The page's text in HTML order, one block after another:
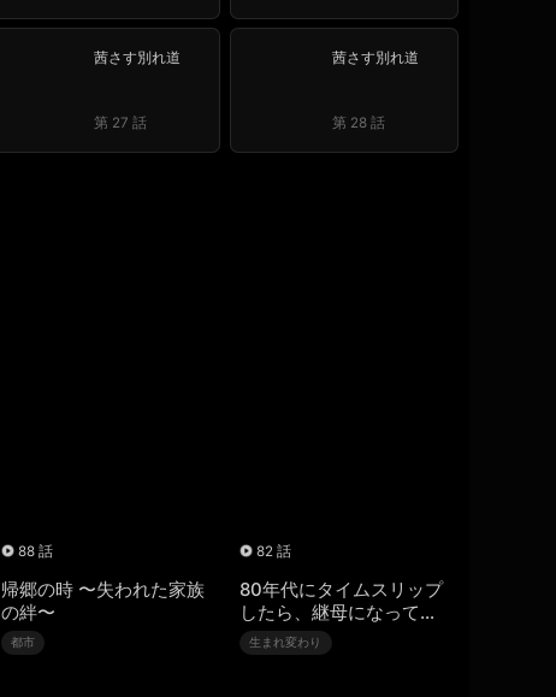
茜さす別れ道
第 27 話
茜さす別れ道
第 28 話
88 話
帰郷の時 〜失われた家族
の絆〜
都市
82 話
80年代にタイムスリップ
したら、継母になってし
まった
生まれ変わり